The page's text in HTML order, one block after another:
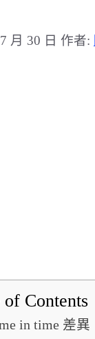
月 30 日 作者:
of Contents
in time 差異